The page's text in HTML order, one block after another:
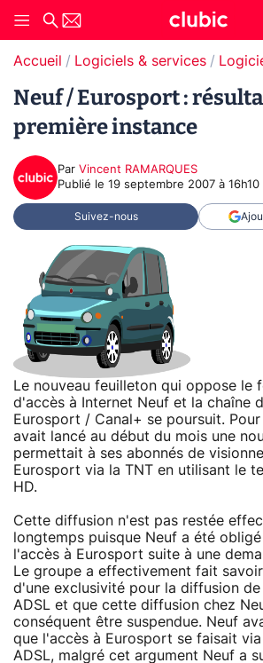
Accueil Logiciels & services
Neuf / Eurosport :
première instance
Par Vincent RAMARQUES
Publié le 19 septembre 2007 à 16h10
Suivez-nous
Le nouveau feuilleton qui oppose le
d'accès à Internet Neuf et la chaîne
Eurosport / Canal+ se poursuit.
avait lancé au début du mois une
permettait à ses abonnés de
Eurosport via la TNT en utilisant le
HD.
Cette diffusion n'est pas restée
longtemps puisque Neuf a été
l'accès à Eurosport suite à une
Le groupe a effectivement fait
d'une exclusivité pour la diffusion de
ADSL et que cette diffusion chez
conséquent être suspendue. Neuf
que l'accès à Eurosport se faisait
ADSL, malgré cet argument Neuf a